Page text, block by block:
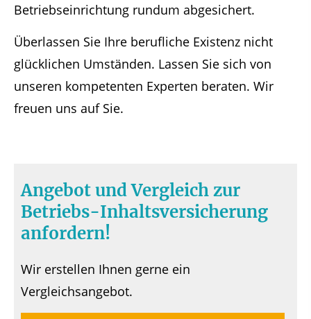
Betriebseinrichtung rundum abgesichert.
Überlassen Sie Ihre berufliche Existenz nicht
glücklichen Umständen. Lassen Sie sich von
unseren kompetenten Experten beraten. Wir
freuen uns auf Sie.
Angebot und Vergleich zur
Betriebs-Inhaltsversicherung
anfordern!
Wir erstellen Ihnen gerne ein
Vergleichsangebot.